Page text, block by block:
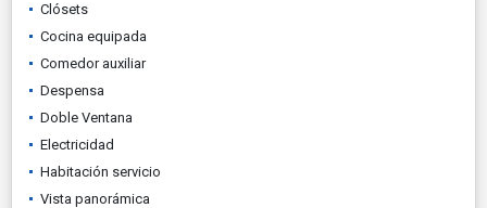
Clósets
Cocina equipada
Comedor auxiliar
Despensa
Doble Ventana
Electricidad
Habitación servicio
Vista panorámica